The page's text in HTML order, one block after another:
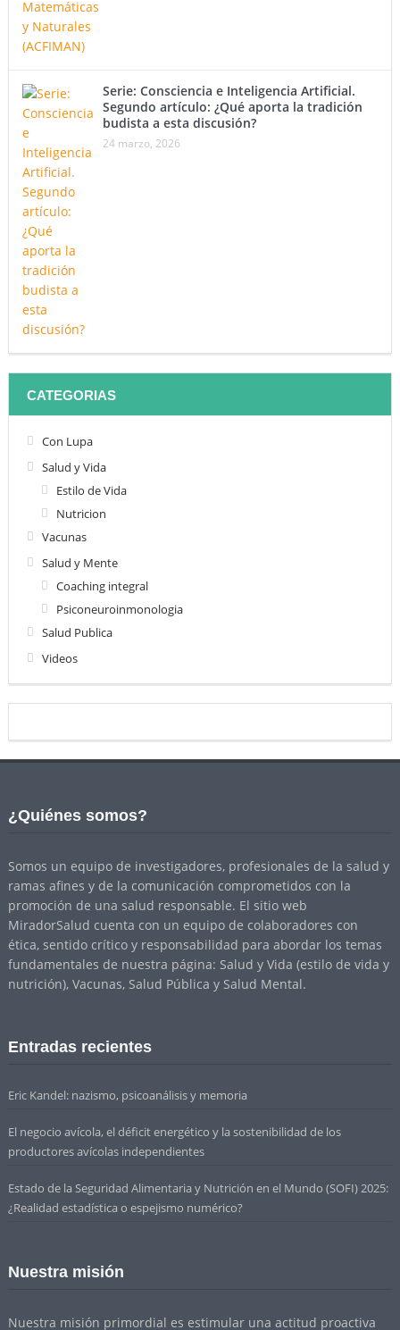
Serie: Consciencia e Inteligencia Artificial.
Segundo artículo: ¿Qué aporta la tradición
budista a esta discusión?
24 marzo, 2026
CATEGORIAS
Con Lupa
Salud y Vida
Estilo de Vida
Nutricion
Vacunas
Salud y Mente
Coaching integral
Psiconeuroinmonologia
Salud Publica
Videos
¿Quiénes somos?
Somos un equipo de investigadores, profesionales de la salud y
ramas afines y de la comunicación comprometidos con la
promoción de una salud responsable. El sitio web
MiradorSalud cuenta con un equipo de colaboradores con
ética, sentido crítico y responsabilidad para abordar los temas
fundamentales de nuestra página: Salud y Vida (estilo de vida y
nutrición), Vacunas, Salud Pública y Salud Mental.
Entradas recientes
Eric Kandel: nazismo, psicoanálisis y memoria
El negocio avícola, el déficit energético y la sostenibilidad de los
productores avícolas independientes
Estado de la Seguridad Alimentaria y Nutrición en el Mundo (SOFI) 2025:
¿Realidad estadística o espejismo numérico?
Nuestra misión
Nuestra misión primordial es estimular una actitud proactiva